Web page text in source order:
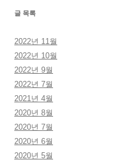
글 목록
2022년 11월
2022년 10월
2022년 9월
2022년 7월
2021년 4월
2020년 8월
2020년 7월
2020년 6월
2020년 5월